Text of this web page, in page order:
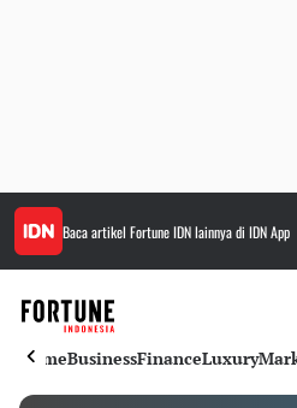
Baca artikel Fortune IDNlainnya di IDN App
HomeBusinessFinanceLuxury